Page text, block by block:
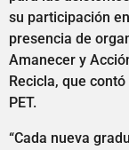
su participación
presencia de
Amanecer y
Recicla, que
PET.
“Cada nueva